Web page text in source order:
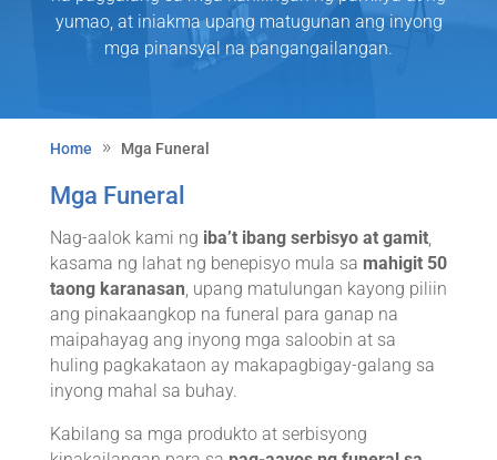
yumao, at iniakma upang matugunan ang inyong
mga pinansyal na pangangailangan.
Home Mga Funeral
Mga Funeral
Nag-aalok kami ng iba’t ibang serbisyo at gamit,
kasama ng lahat ng benepisyo mula sa mahigit 50
taong karanasan , upang matulungan kayong piliin
ang pinakaangkop na funeral para ganap na
maipahayag ang inyong mga saloobin at sa
huling pagkakataon ay makapagbigay-galang sa
inyong mahal sa buhay.
Kabilang sa mga produkto at serbisyong